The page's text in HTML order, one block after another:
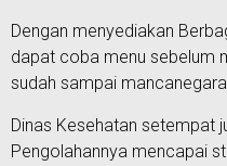
Dengan menyediakan
dapat coba menu sebelum
sudah sampai
Dinas Kesehatan setempat
Pengolahannya mencapai